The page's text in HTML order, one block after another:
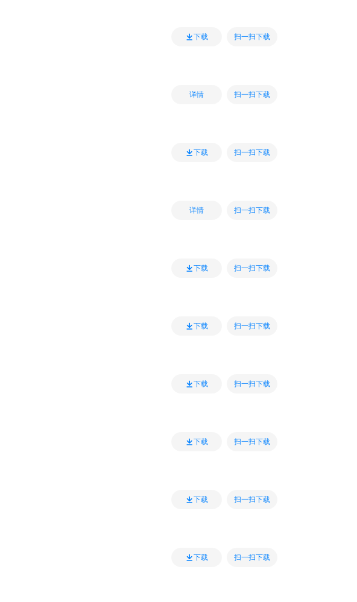
下载 扫一扫下载
详情 扫一扫下载
下载 扫一扫下载
详情 扫一扫下载
下载 扫一扫下载
下载 扫一扫下载
下载 扫一扫下载
下载 扫一扫下载
下载 扫一扫下载
下载 扫一扫下载